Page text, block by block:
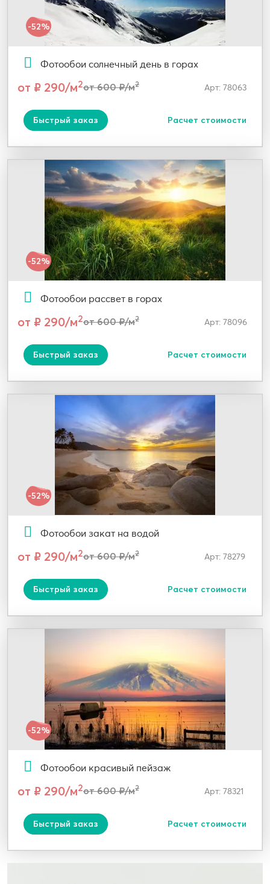
-52%
Фотообои солнечный день в горах
от ₽ 290/м2от 600 ₽/м2 Арт: 78063
Быстрый заказ Расчет стоимости
-52%
Фотообои рассвет в горах
от ₽ 290/м2от 600 ₽/м2 Арт: 78096
Быстрый заказ Расчет стоимости
-52%
Фотообои закат на водой
от ₽ 290/м2от 600 ₽/м2 Арт: 78279
Быстрый заказ Расчет стоимости
-52%
Фотообои красивый пейзаж
от ₽ 290/м2от 600 ₽/м2 Арт: 78321
Быстрый заказ Расчет стоимости